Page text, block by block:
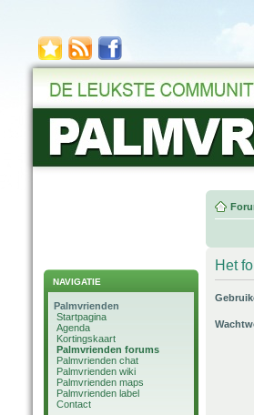
NAVIGATIE
Palmvrienden
Startpagina
Agenda
Kortingskaart
Palmvrienden forums
Palmvrienden chat
Palmvrienden wiki
Palmvrienden maps
Palmvrienden label
Contact
Het